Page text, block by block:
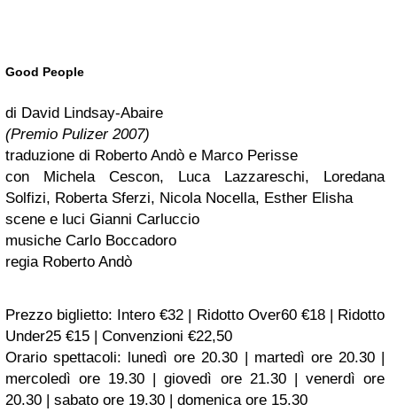
Good People
di David Lindsay-Abaire
(Premio Pulizer 2007)
traduzione di Roberto Andò e Marco Perisse
con Michela Cescon, Luca Lazzareschi, Loredana
Solfizi, Roberta Sferzi, Nicola Nocella, Esther Elisha
scene e luci Gianni Carluccio
musiche Carlo Boccadoro
regia Roberto Andò
Prezzo biglietto: Intero €32 | Ridotto Over60 €18 | Ridotto
Under25 €15 | Convenzioni €22,50
Orario spettacoli: lunedì ore 20.30 | martedì ore 20.30 |
mercoledì ore 19.30 | giovedì ore 21.30 | venerdì ore
20.30 | sabato ore 19.30 | domenica ore 15.30